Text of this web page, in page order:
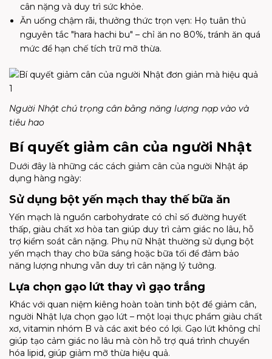
cân nặng và duy trì sức khỏe.
Ăn uống chậm rãi, thưởng thức trọn vẹn: Họ tuân thủ
nguyên tắc "hara hachi bu" – chỉ ăn no 80%, tránh ăn quá
mức để hạn chế tích trữ mỡ thừa.
Người Nhật chú trọng cân bằng năng lượng nạp vào và
tiêu hao
Bí quyết giảm cân của người Nhật
Dưới đây là những các cách giảm cân của người Nhật áp
dụng hàng ngày:
Sử dụng bột yến mạch thay thế bữa ăn
Yến mạch là nguồn carbohydrate có chỉ số đường huyết
thấp, giàu chất xơ hòa tan giúp duy trì cảm giác no lâu, hỗ
trợ kiểm soát cân nặng. Phụ nữ Nhật thường sử dụng bột
yến mạch thay cho bữa sáng hoặc bữa tối để đảm bảo
năng lượng nhưng vẫn duy trì cân nặng lý tưởng.
Lựa chọn gạo lứt thay vì gạo trắng
Khác với quan niệm kiêng hoàn toàn tinh bột để giảm cân,
người Nhật lựa chọn gạo lứt – một loại thực phẩm giàu chất
xơ, vitamin nhóm B và các axit béo có lợi. Gạo lứt không chỉ
giúp tạo cảm giác no lâu mà còn hỗ trợ quá trình chuyển
hóa lipid, giúp giảm mỡ thừa hiệu quả.